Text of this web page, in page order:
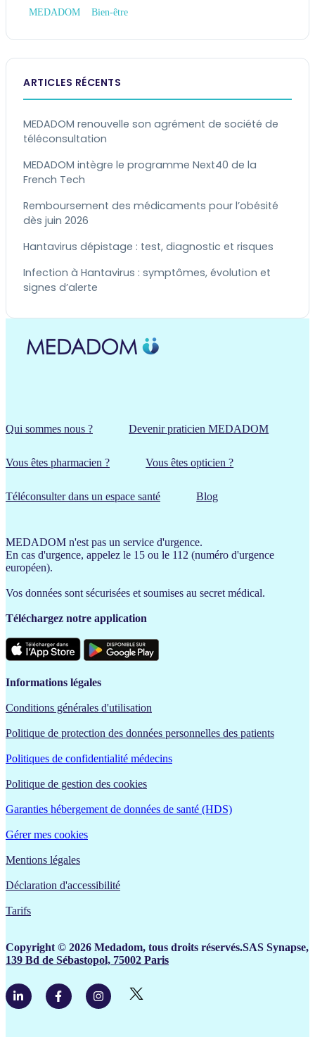
MEDADOM
Bien-être
ARTICLES RÉCENTS
MEDADOM renouvelle son agrément de société de
téléconsultation
MEDADOM intègre le programme Next40 de la
French Tech
Remboursement des médicaments pour l’obésité
dès juin 2026
Hantavirus dépistage : test, diagnostic et risques
Infection à Hantavirus : symptômes, évolution et
signes d’alerte
Qui sommes nous ? Devenir praticien MEDADOM
Vous êtes pharmacien ? Vous êtes opticien ?
Téléconsulter dans un espace santé Blog
MEDADOM n'est pas un service d'urgence.
En cas d'urgence, appelez le 15 ou le 112 (numéro d'urgence
européen).
Vos données sont sécurisées et soumises au secret médical.
Téléchargez notre application
Informations légales
Conditions générales d'utilisation
Politique de protection des données personnelles des patients
Politiques de confidentialité médecins
Politique de gestion des cookies
Garanties hébergement de données de santé (HDS)
Gérer mes cookies
Mentions légales
Déclaration d'accessibilité
Tarifs
Copyright © 2026 Medadom, tous droits réservés.SAS Synapse,
139 Bd de Sébastopol, 75002 Paris